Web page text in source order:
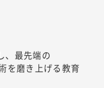
、最先端の
を磨き上げる教育